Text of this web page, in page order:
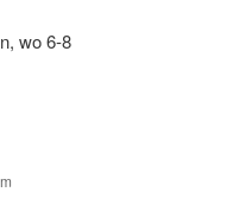
wo 6-8